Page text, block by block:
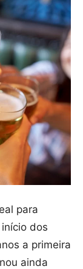
para
dos
a primeira
ainda